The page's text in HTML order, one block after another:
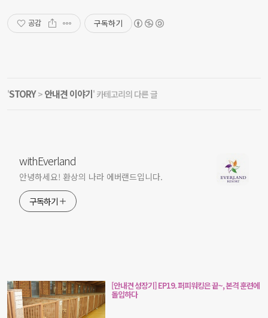
공감 구독하기
'STORY> 안내견 이야기' 카테고리의 다른 글
withEverland
안녕하세요! 환상의 나라 에버랜드입니다.
구독하기
[안내견 성장기] EP19. 퍼피워킹은 끝~, 본격 훈련에
돌입하다